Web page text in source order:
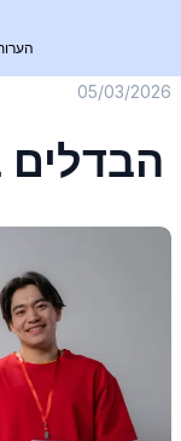
הערות
05/03/2026
הבדלים